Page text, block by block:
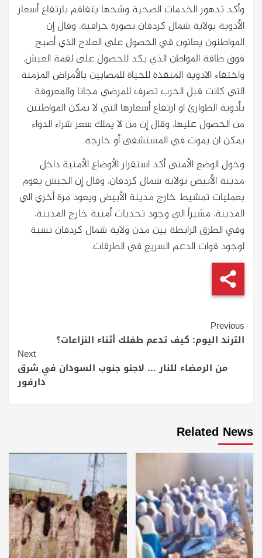
وأكد تدهور الخدمات الصحية وشحها يتفاقم بارتفاع أسعار
الأدوية بولاية شمال كردفان بصورة خرافية، وقال إن
المواطنون يعانون في الحصول على العلاج الذي أصبح
فوق طاقة المواطن الذي يكد للحصول على لقمة العيش،
واختفاء الادوية المنقذة للحياة للمصابين بالأمراض المزمنة
التي كانت قبل الحرب تصرف للمرضي مجانا والمعروفة
بأدوية الطوارئ او ارتفاع أسعارها التي لا يمكن المواطنين
من الحصول عليها، وقال إن من لا يملك سعر شراء الدواء
يمكن ان يموت في المستشفى أو خارجه.
وحول الوضع الأمني أكد استقرار الأوضاع الأمنية داخل
مدينة الأبيض بولاية شمال كردفان، وقال إن الجيش يقوم
بعمليات تمشيط خارج مدينة الأبيض ويعود مرة أخري الي
المدينة، مشيراً الي وجود تحديات أمنية خارج المدينة،
وفي الطرق الرابطة بين مدن ولاية شمال كردفان نسبة
لوجود قوات الدعم السريع في الطرقات.
Continue
Reading
Previous
الترند اليوم: كيف تدعم طفلك أثناء النزاعات؟
Next
من الرمضاء للنار … لاجئو جنوب السودان في شرق
دارفور
Related News